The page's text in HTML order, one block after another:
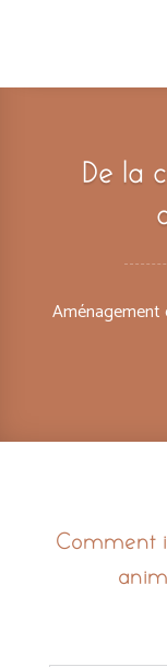
De la
Comment